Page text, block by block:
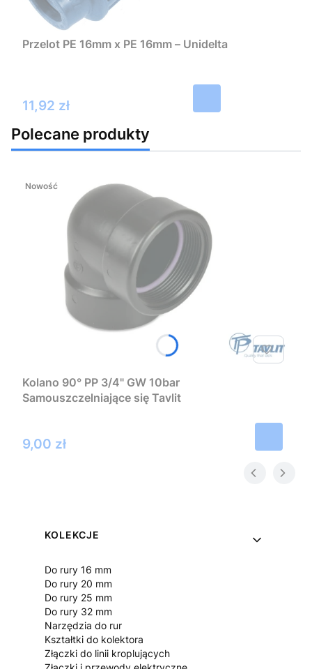
Przelot PE 16mm x PE 16mm – Unidelta
Cena
11,92 zł
Polecane produkty
Nowość
Kolano 90° PP 3/4" GW 10bar
Samouszczelniające się Tavlit
Cena
9,00 zł
Linki w stopce
KOLEKCJE
Do rury 16 mm
Do rury 20 mm
Do rury 25 mm
Do rury 32 mm
Narzędzia do rur
Kształtki do kolektora
Złączki do linii kroplujących